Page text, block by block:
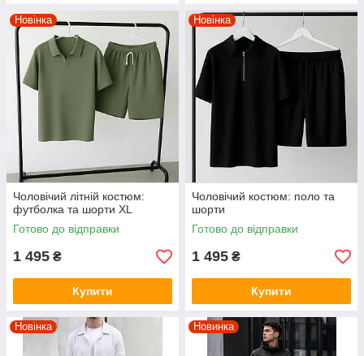
Новінка
Чоловічий літній костюм:
футболка та шорти XL
Готово до відправки
1 495 ₴
Купити
Новінка
Чоловічий костюм: поло та
шорти
Готово до відправки
1 495 ₴
Купити
Новінка Новинка